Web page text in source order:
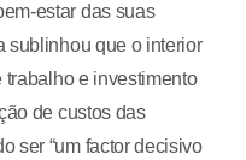
estar das suas
sublinhou que o interior
trabalho e investimento
de custos das
ser “um factor decisivo